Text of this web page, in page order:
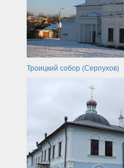
Троицкий собор (Серпухов)